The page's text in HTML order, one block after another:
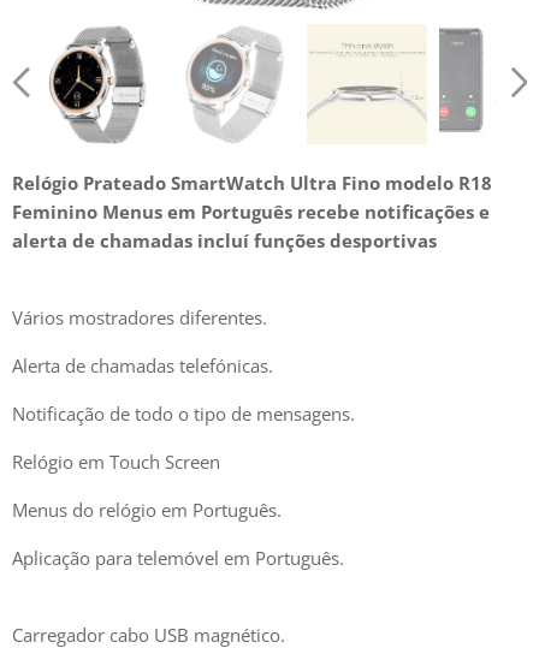
Relógio Prateado SmartWatch Ultra Fino modelo R18
Feminino Menus em Português recebe notificações e
alerta de chamadas incluí funções desportivas
Vários mostradores diferentes.
Alerta de chamadas telefónicas.
Notificação de todo o tipo de mensagens.
Relógio em Touch Screen
Menus do relógio em Português.
Aplicação para telemóvel em Português.
Carregador cabo USB magnético.